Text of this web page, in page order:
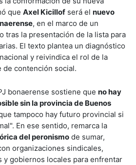
que Axel Kicillof será el nuevo
, en el marco de un
tras la presentación de la lista para
El texto plantea un diagnóstico
y reivindica el rol de la
de contención social.
bonaerense sostiene que no hay
sin la provincia de Buenos
tampoco hay futuro provincial si
En ese sentido, remarca la
del peronismo de sumar,
organizaciones sindicales,
y gobiernos locales para enfrentar